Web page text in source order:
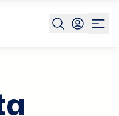
Nova Milanese